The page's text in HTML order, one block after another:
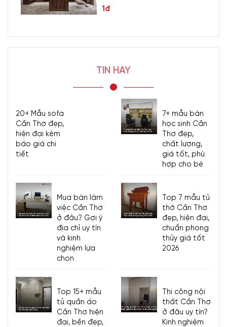
1đ
TIN HAY
20+ Mẫu sofa
Cần Thơ đẹp,
hiện đại kèm
báo giá chi
tiết
7+ mẫu bàn
học sinh Cần
Thơ đẹp,
chất lượng,
giá tốt, phù
hợp cho bé
Mua bàn làm
việc Cần Thơ
ở đâu? Gợi ý
địa chỉ uy tín
và kinh
nghiệm lựa
chọn
Top 7 mẫu tủ
thờ Cần Thơ
đẹp, hiện đại,
chuẩn phong
thủy giá tốt
2026
Top 15+ mẫu
tủ quần áo
Cần Thơ hiện
đại, bền đẹp,
Thi công nội
thất Cần Thơ
ở đâu uy tín?
Kinh nghiệm